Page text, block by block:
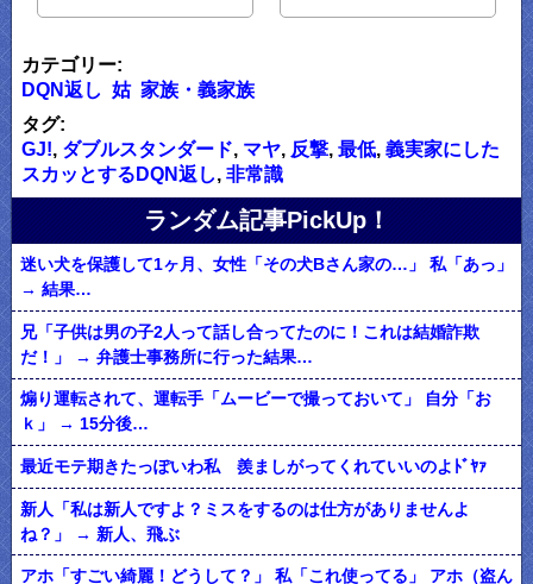
カテゴリー:
DQN返し 姑 家族・義家族
タグ:
GJ!, ダブルスタンダード, マヤ, 反撃, 最低, 義実家にした
スカッとするDQN返し, 非常識
ランダム記事PickUp！
迷い犬を保護して1ヶ月、女性「その犬Bさん家の…」 私「あっ」
→ 結果…
兄「子供は男の子2人って話し合ってたのに！これは結婚詐欺
だ！」 → 弁護士事務所に行った結果…
煽り運転されて、運転手「ムービーで撮っておいて」 自分「お
ｋ」 → 15分後…
最近モテ期きたっぽいわ私 羨ましがってくれていいのよﾄﾞﾔｧ
新人「私は新人ですよ？ミスをするのは仕方がありませんよ
ね？」 → 新人、飛ぶ
アホ「すごい綺麗！どうして？」 私「これ使ってる」 アホ（盗ん